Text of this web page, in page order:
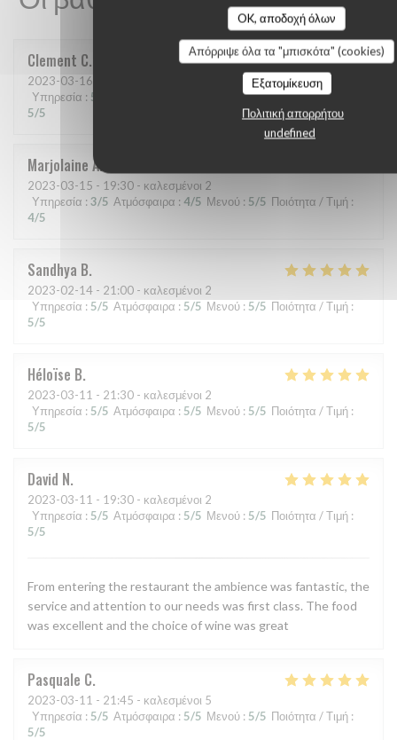
OK, αποδοχή όλων
Απόρριψε όλα τα "μπισκότα" (cookies)
Εξατομίκευση
Πολιτική απορρήτου
undefined
Clement C
2023-03-16
Υπηρεσία : 5 :5/5 Ποιότητα / Τιμή
5/5
Marjolaine A
2023-03-15 - 19:30 - καλεσμένοι 2
Υπηρεσία : 3/5 Ατμόσφαιρα : 4/5 Μενού : 5/5 Ποιότητα / Τιμή :
4/5
Sandhya B
2023-02-14 - 21:00 - καλεσμένοι 2
Υπηρεσία : 5/5 Ατμόσφαιρα : 5/5 Μενού : 5/5 Ποιότητα / Τιμή :
5/5
Héloïse B
2023-03-11 - 21:30 - καλεσμένοι 2
Υπηρεσία : 5/5 Ατμόσφαιρα : 5/5 Μενού : 5/5 Ποιότητα / Τιμή :
5/5
David N
2023-03-11 - 19:30 - καλεσμένοι 2
Υπηρεσία : 5/5 Ατμόσφαιρα : 5/5 Μενού : 5/5 Ποιότητα / Τιμή :
5/5
From entering the restaurant the ambience was fantastic, the
service and attention to our needs was first class. The food
was excellent and the choice of wine was great
Pasquale C
2023-03-11 - 21:45 - καλεσμένοι 5
Υπηρεσία : 5/5 Ατμόσφαιρα : 5/5 Μενού : 5/5 Ποιότητα / Τιμή :
5/5